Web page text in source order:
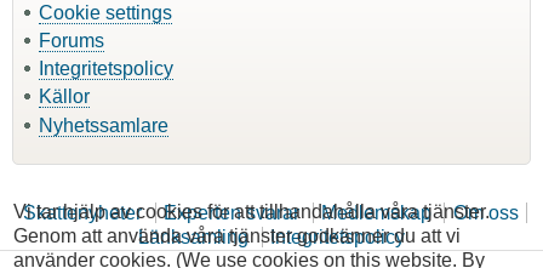
Cookie settings
Forums
Integritetspolicy
Källor
Nyhetssamlare
Skattenyheter Experten svarar Medlemskap
Om oss
Länksamling
Integritetspolicy
Vi tar hjälp av cookies för att tillhandahålla våra tjänster.
Genom att använda våra tjänster godkänner du att vi
använder cookies. (We use cookies on this website. By